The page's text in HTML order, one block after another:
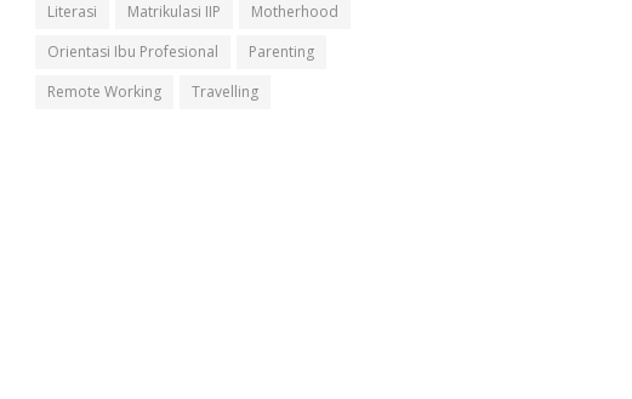
Literasi
Matrikulasi IIP
Motherhood
Orientasi Ibu Profesional
Parenting
Remote Working
Travelling